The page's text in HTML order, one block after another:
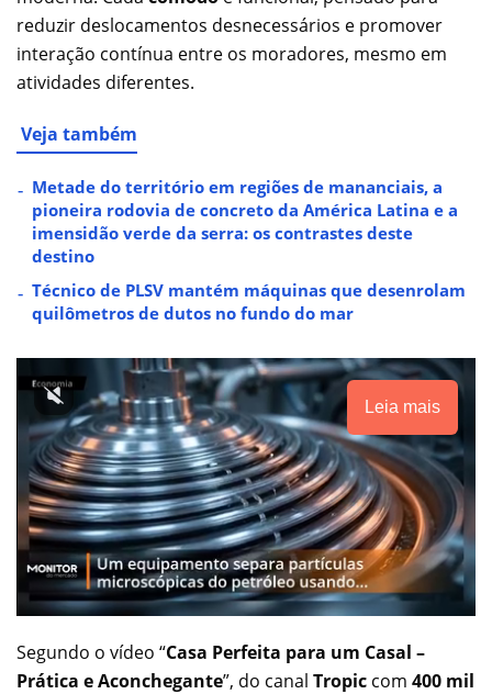
reduzir deslocamentos desnecessários e promover
interação contínua entre os moradores, mesmo em
atividades diferentes.
Veja também
Metade do território em regiões de mananciais, a
pioneira rodovia de concreto da América Latina e a
imensidão verde da serra: os contrastes deste
destino
Técnico de PLSV mantém máquinas que desenrolam
quilômetros de dutos no fundo do mar
Leia mais
Segundo o vídeo “Casa Perfeita para um Casal –
Prática e Aconchegante”, do canal Tropic com 400 mil